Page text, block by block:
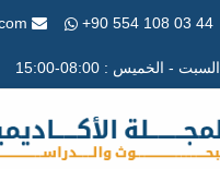
+90 554 108 03 44
السبت - الخميس : 08:00-15:00